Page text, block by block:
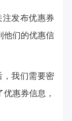
发布优惠券
他们的优惠信
我们需要密
惠券信息，